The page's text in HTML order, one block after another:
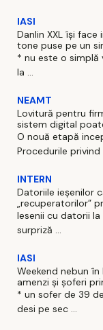
IASI
Danlin XXL își
tone puse pe un
* nu este o
la ...
NEAMT
Lovitură pentru
sistem digital
O nouă etapă
Procedurile privind
INTERN
Datoriile ieșenilor
„recuperatorilor”
Iesenii cu datorii
surpriză ...
IASI
Weekend nebun în
amenzi și șoferi
* un sofer de 39
desi pe sec ...